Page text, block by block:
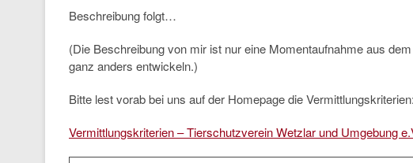
Beschreibung folgt…
(Die Beschreibung von mir ist nur eine Momentaufnahme aus
ganz anders entwickeln.)
Bitte lest vorab bei uns auf der Homepage die Vermittlungskriterien:
Vermittlungskriterien – Tierschutzverein Wetzlar und Umgebung